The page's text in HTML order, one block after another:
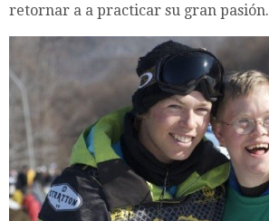
retornar a a practicar su gran pasión.